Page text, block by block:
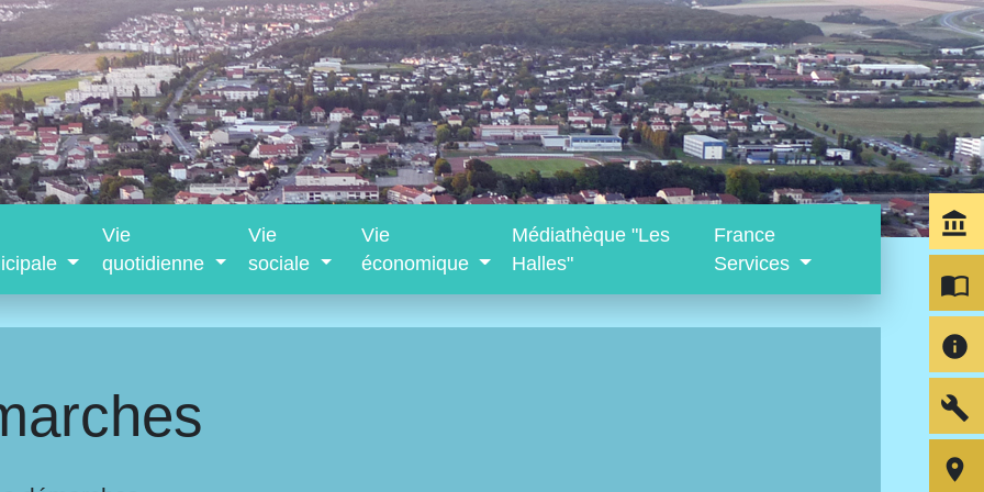
Vie
quotidienne
Vie
sociale
Vie
économique
Médiathèque "Les
Halles"
France
Services
account_balance
import_contacts
info
build
room